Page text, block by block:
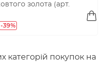
золота (арт.
-39%
категорій покупок на